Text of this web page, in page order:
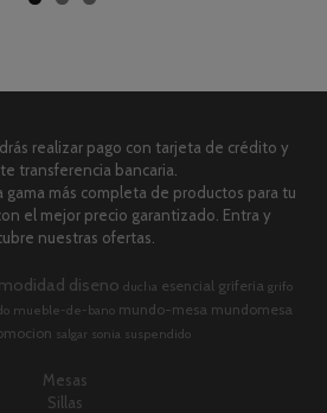
realizar pago con tarjeta de crédito y
transferencia bancaria.
gama más completa de productos para tu
el mejor precio garantizado. Entra y
nuestras ofertas.
diseno ducha esencial griferia grifo
mueble-de-bano mundo-mesa mundomesa
salgar sonia suspendido
Mesas
Sillas